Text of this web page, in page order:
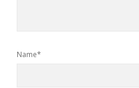
Name*